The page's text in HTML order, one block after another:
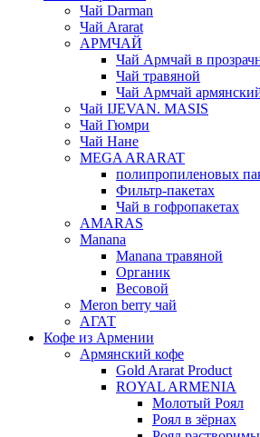
Чай Darman
Чай Ararat
АРМЧАЙ
Чай Армчай в
Чай травяной
Чай Армчай
Чай IJEVAN. MASIS
Чай Гюмри
Чай Нане
MEGA ARARAT
полипропиленовых
Фильтр-пакетах
Чай в гофропакетах
AMARAS
Manana
Manana травяной
Органик
Весовой
Meron berry чай
АГАТ
Кофе из Армении
Армянский кофе
Gold Ararat Product
ROYAL ARMENIA
Молотый Роял
Роял в зёрнах